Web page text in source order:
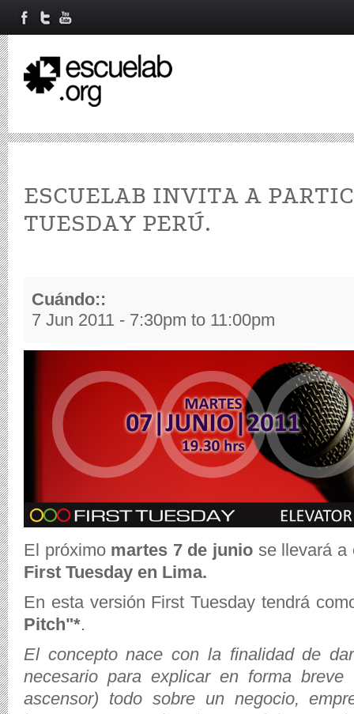
ESCUELAB INVITA A
TUESDAY PERÚ.
Cuándo::
7 Jun 2011 - 7:30pm to 11:00pm
El próximo martes 7 de junio se llevará a
First Tuesday en Lima.
En esta versión First Tuesday tendrá
Pitch"*.
El concepto nace con la finalidad de
necesario para explicar en forma
ascensor) todo sobre un negocio,